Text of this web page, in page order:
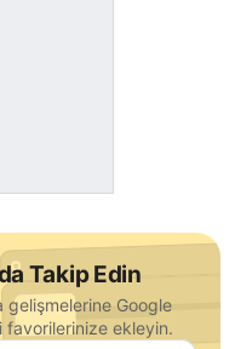
Takip Edin
Google
favorilerinize ekleyin.